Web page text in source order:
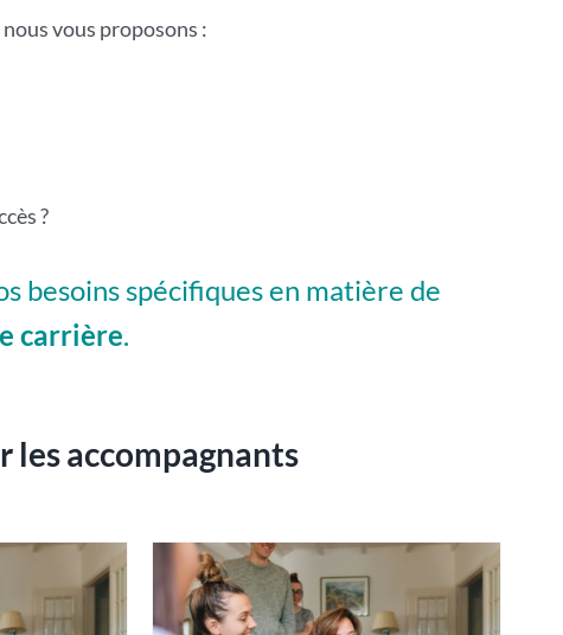
nous vous proposons :
?
besoins spécifiques en matière de
carrière.
accompagnants